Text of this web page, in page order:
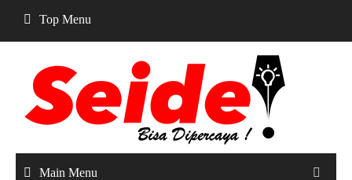
content
Top Menu
Main Menu